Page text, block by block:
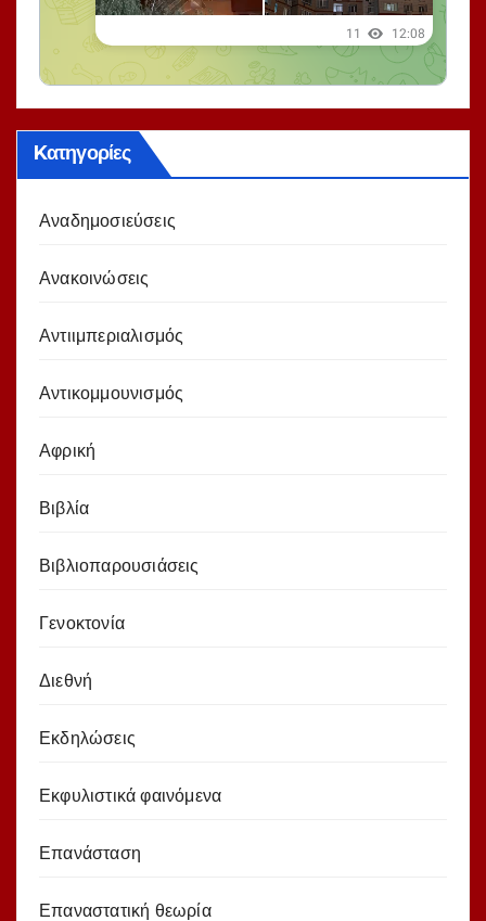
Kατηγορίες
Αναδημοσιεύσεις
Ανακοινώσεις
Αντιιμπεριαλισμός
Αντικομμουνισμός
Αφρική
Βιβλία
Βιβλιοπαρουσιάσεις
Γενοκτονία
Διεθνή
Εκδηλώσεις
Εκφυλιστικά φαινόμενα
Επανάσταση
Επαναστατική θεωρία